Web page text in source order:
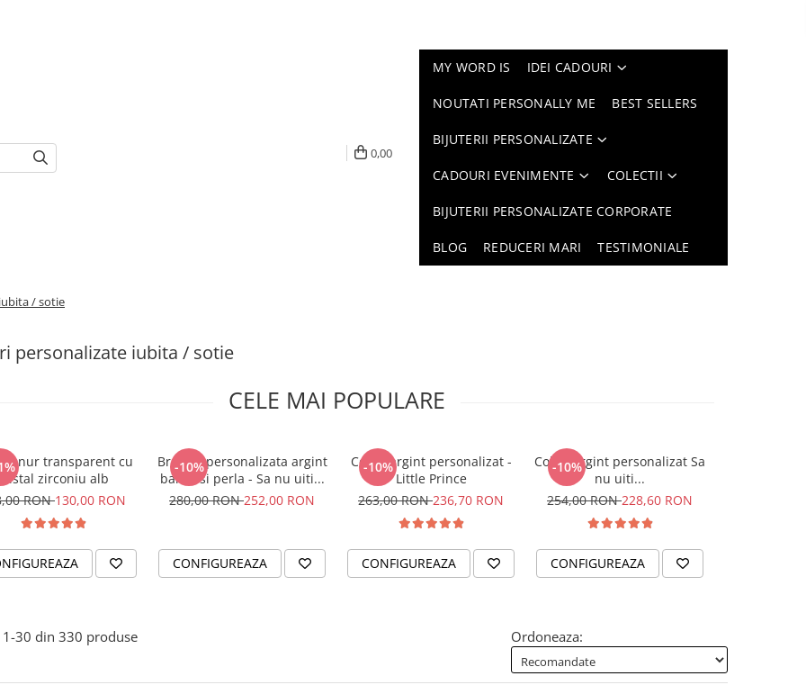
0,00
MY WORD IS IDEI CADOURI
NOUTATI PERSONALLY ME BEST SELLERS
BIJUTERII PERSONALIZATE
CADOURI EVENIMENTE COLECTII
BIJUTERII PERSONALIZATE CORPORATE
BLOG REDUCERI MARI TESTIMONIALE
/ sotie
personalizate iubita / sotie
CELE MAI POPULARE
snur transparent cu
cristal zirconiu alb
RON130,00 RON
-10%
Bratara personalizata argint
banut si perla - Sa nu uiti...
280,00 RON252,00 RON
CONFIGUREAZA
-10%
Colier argint personalizat -
Little Prince
263,00 RON236,70 RON
CONFIGUREAZA
-10%
Colier argint personalizat Sa
nu uiti...
254,00 RON228,60 RON
CONFIGUREAZA
1-30 din 330 produse Ordoneaza: